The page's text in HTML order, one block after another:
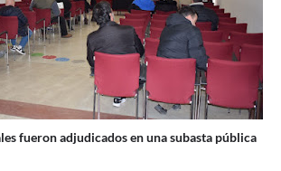
fueron adjudicados en una subasta pública